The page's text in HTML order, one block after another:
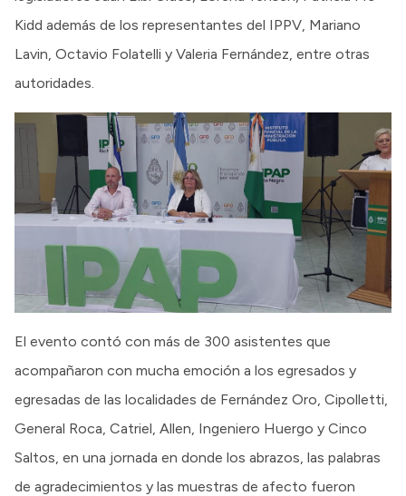
Kidd además de los representantes del IPPV, Mariano
Lavin, Octavio Folatelli y Valeria Fernández, entre otras
autoridades.
El evento contó con más de 300 asistentes que
acompañaron con mucha emoción a los egresados y
egresadas de las localidades de Fernández Oro, Cipolletti,
General Roca, Catriel, Allen, Ingeniero Huergo y Cinco
Saltos, en una jornada en donde los abrazos, las palabras
de agradecimientos y las muestras de afecto fueron